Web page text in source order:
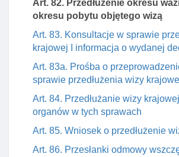
Art. 82. Przedłużenie okresu
okresu pobytu objętego wizą
Art. 83. Konsultacje w sprawie
krajowej I informacja o wydanej
Art. 83a. Prośba o
sprawie przedłużenia wizy
Art. 84. Przedłużanie wizy
organów w tych sprawach
Art. 85. Wniosek o przedłużenie
Art. 86. Przesłanki odmowy